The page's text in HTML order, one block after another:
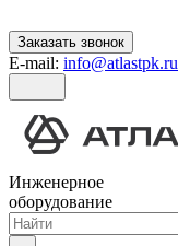
Заказать звонок
E-mail: info@atlastpk.ru
Инженерное
оборудование